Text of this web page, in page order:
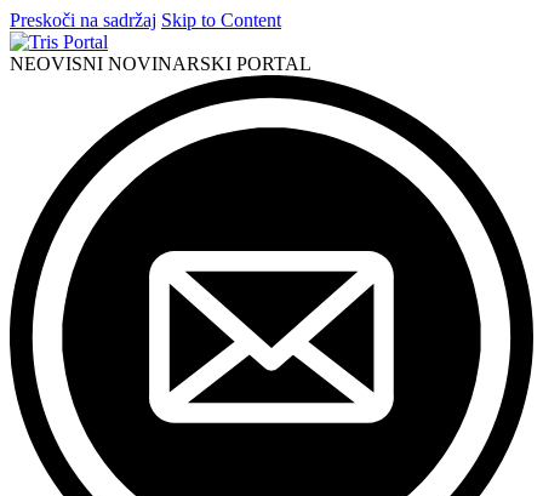
Preskoči na sadržaj Skip to Content
NEOVISNI NOVINARSKI PORTAL